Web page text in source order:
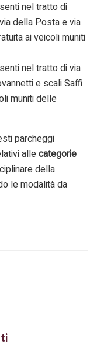
nel tratto di
della Posta e via
ai veicoli muniti
nel tratto di via
e scali Saffi
muniti delle
parcheggi
allecategorie
della
le modalità da